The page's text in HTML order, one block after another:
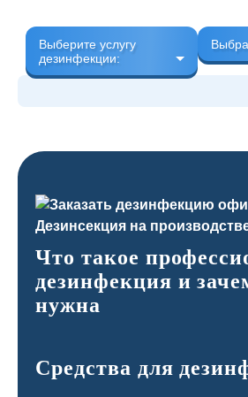
Выберите услугу
дезинфекции:
Что такое
дезинфекция и
нужна
Средства для